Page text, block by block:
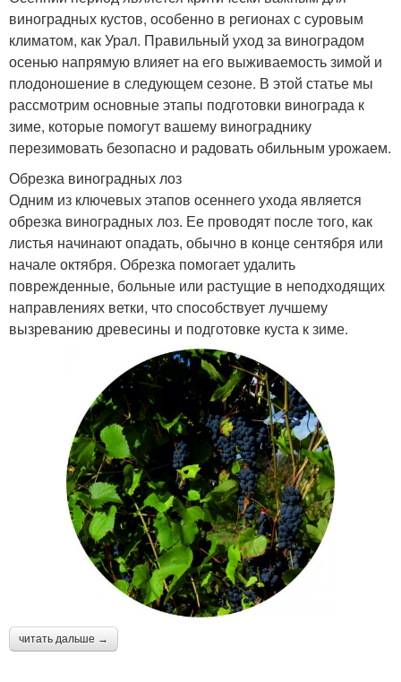
виноградных кустов, особенно в регионах с суровым
климатом, как Урал. Правильный уход за виноградом
осенью напрямую влияет на его выживаемость зимой и
плодоношение в следующем сезоне. В этой статье мы
рассмотрим основные этапы подготовки винограда к
зиме, которые помогут вашему винограднику
перезимовать безопасно и радовать обильным урожаем.
Обрезка виноградных лоз
Одним из ключевых этапов осеннего ухода является
обрезка виноградных лоз. Ее проводят после того, как
листья начинают опадать, обычно в конце сентября или
начале октября. Обрезка помогает удалить
поврежденные, больные или растущие в неподходящих
направлениях ветки, что способствует лучшему
вызреванию древесины и подготовке куста к зиме.
читать дальше →